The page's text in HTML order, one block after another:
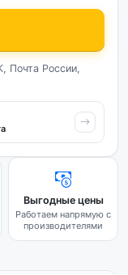
Почта России,
Выгодные цены
Работаем напрямую с
производителями